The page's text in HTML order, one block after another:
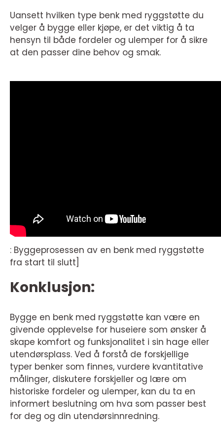
Uansett hvilken type benk med ryggstøtte du
velger å bygge eller kjøpe, er det viktig å ta
hensyn til både fordeler og ulemper for å sikre
at den passer dine behov og smak.
: Byggeprosessen av en benk med ryggstøtte
fra start til slutt]
Konklusjon:
Bygge en benk med ryggstøtte kan være en
givende opplevelse for huseiere som ønsker å
skape komfort og funksjonalitet i sin hage eller
utendørsplass. Ved å forstå de forskjellige
typer benker som finnes, vurdere kvantitative
målinger, diskutere forskjeller og lære om
historiske fordeler og ulemper, kan du ta en
informert beslutning om hva som passer best
for deg og din utendørsinnredning.